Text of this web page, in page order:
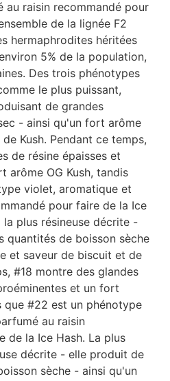
au raisin recommandé pour
de la lignée F2
hermaphrodites héritées
5% de la population,
Des trois phénotypes
le plus puissant,
de grandes
- ainsi qu'un fort arôme
Kush. Pendant ce temps,
de résine épaisses et
arôme OG Kush, tandis
violet, aromatique et
pour faire de la Ice
la plus résineuse décrite -
quantités de boisson sèche
et saveur de biscuit et de
#18 montre des glandes
et un fort
que #22 est un phénotype
au raisin
de la Ice Hash. La plus
décrite - elle produit de
sèche - ainsi qu'un